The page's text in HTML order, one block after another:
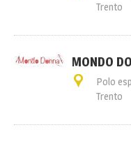
Trento
MONDO
Polo
Trento